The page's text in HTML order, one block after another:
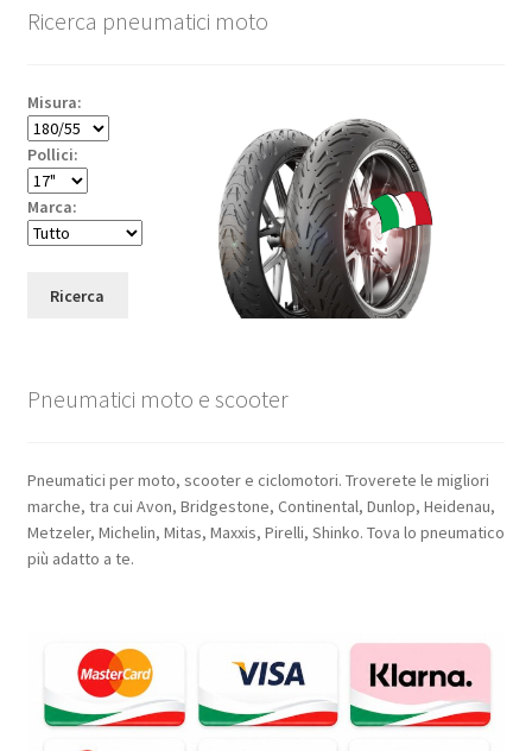
Ricerca pneumatici moto
Misura:
Pollici:
Marca:
Ricerca
Pneumatici moto e scooter
Pneumatici per moto, scooter e ciclomotori. Troverete le migliori
marche, tra cui Avon, Bridgestone, Continental, Dunlop, Heidenau,
Metzeler, Michelin, Mitas, Maxxis, Pirelli, Shinko. Tova lo pneumatico
più adatto a te.